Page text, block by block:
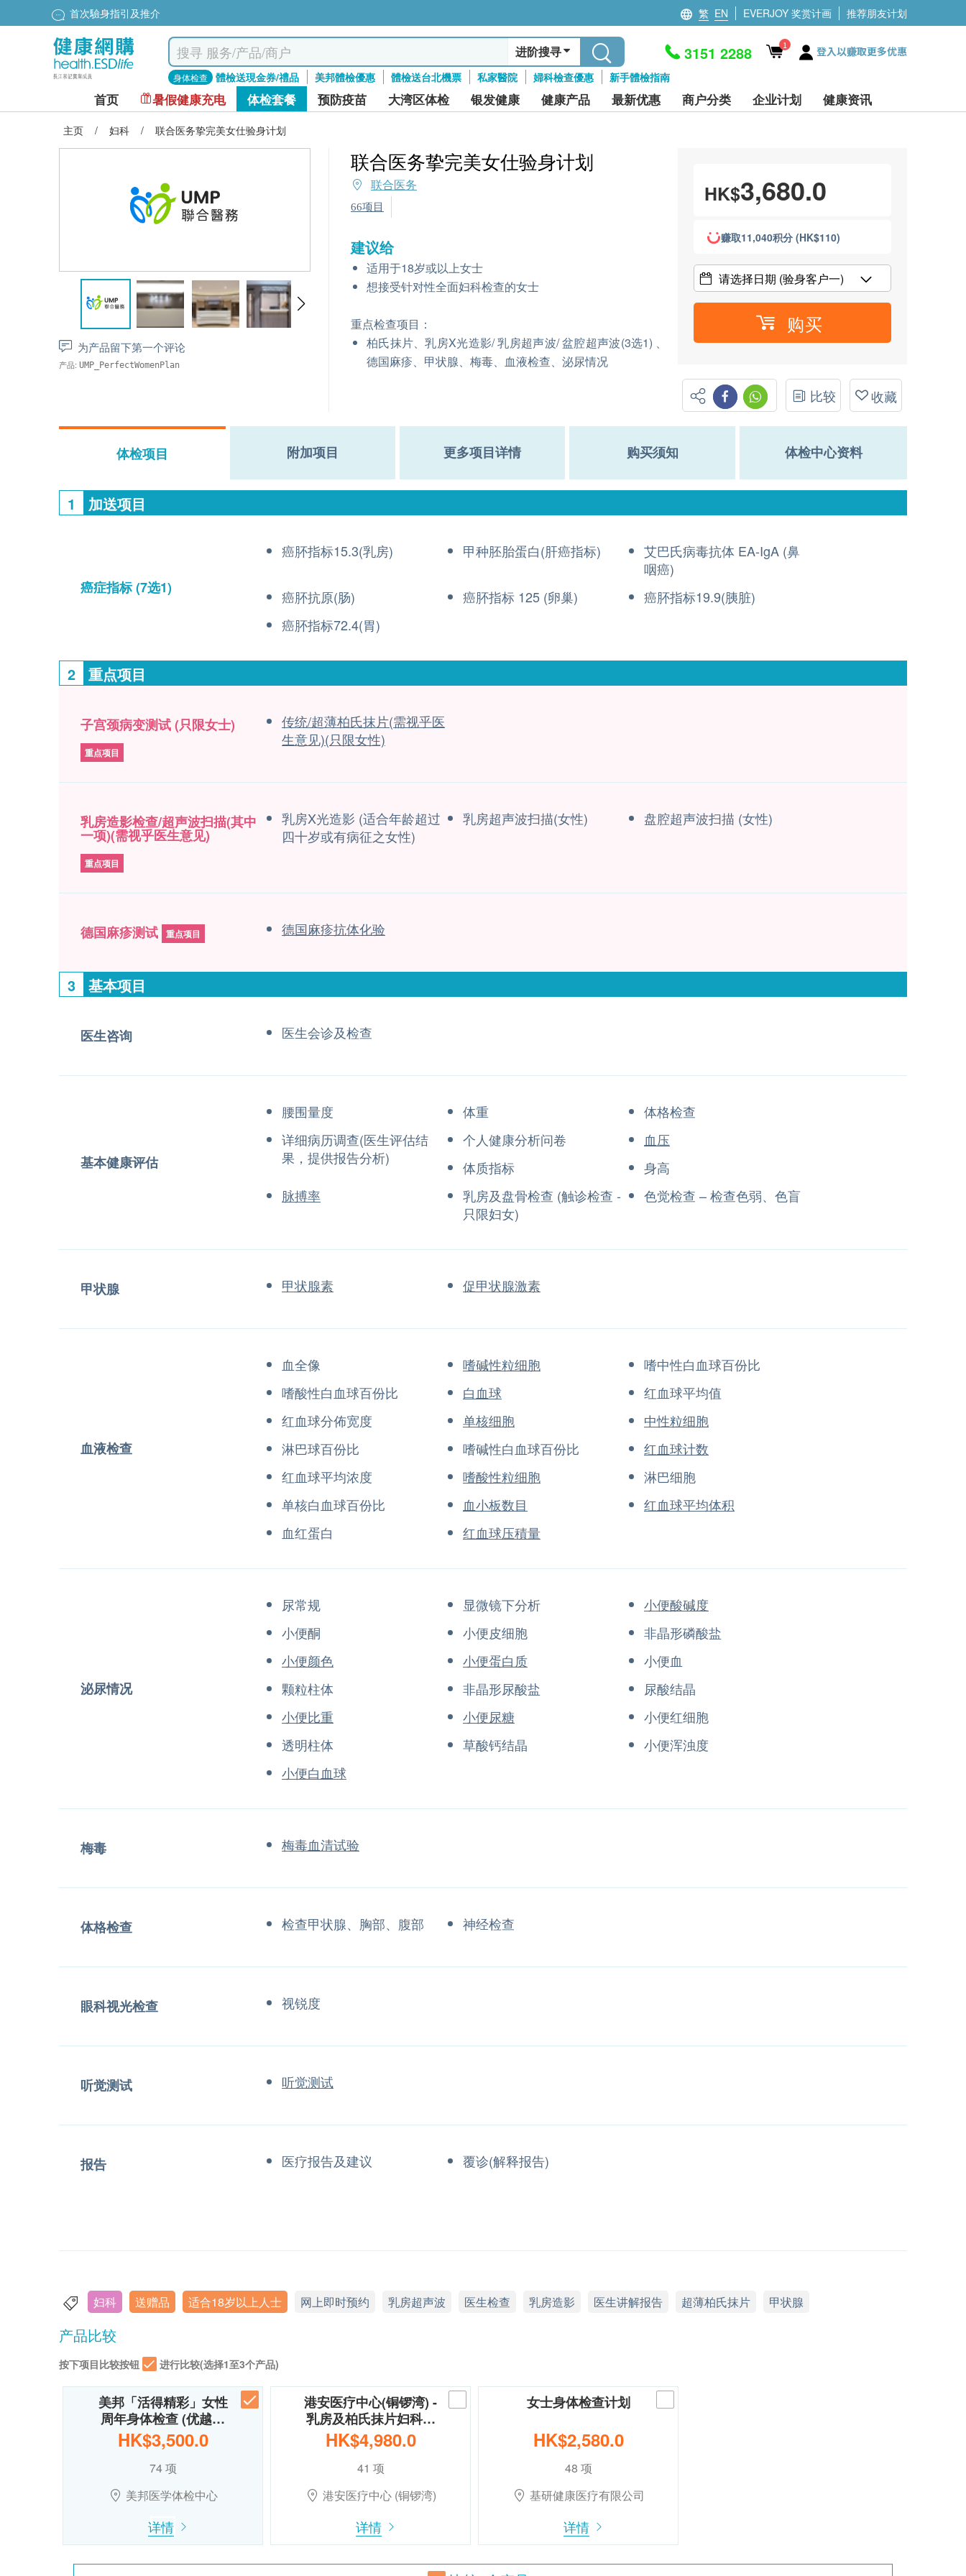
首次驗身指引及推介 繁 EN EVERJOY 奖赏计画 推荐朋友计划
进阶搜寻
身体检查 體檢送現金券/禮品 美邦體檢優惠 體檢送台北機票 私家醫院 婦科檢查優惠 新手體檢指南
3151 2288 1 登入以赚取更多优惠
首页 暑假健康充电 体检套餐 预防疫苗 大湾区体检 银发健康 健康产品 最新优惠 商户分类 企业计划 健康资讯
主页 / 妇科 / 联合医务挚完美女仕验身计划
为产品留下第一个评论
产品: UMP_PerfectWomenPlan
联合医务挚完美女仕验身计划
联合医务
66项目
建议给
适用于18岁或以上女士
想接受针对性全面妇科检查的女士
重点检查项目：
柏氏抹片、乳房X光造影/ 乳房超声波/ 盆腔超声波(3选1) 、
德国麻疹、甲状腺、梅毒、血液检查、泌尿情况
HK$3,680.0
赚取11,040积分 (HK$110)
请选择日期 (验身客户一)
购买
比较 收藏
体检项目 附加项目 更多项目详情 购买须知 体检中心资料
1 加送项目
癌症指标(7选1)
癌肧指标15.3(乳房) 甲种胚胎蛋白(肝癌指标)
艾巴氏病毒抗体 EA-IgA (鼻
咽癌)
癌肧抗原(肠)
癌肧指标 125 (卵巢)
癌肧指标19.9(胰脏)
癌肧指标72.4(胃)
2 重点项目
子宫颈病变测试 (只限女士)
重点项目
传统/超薄柏氏抹片(需视乎医
生意见)(只限女性)
乳房造影检查/超声波扫描(其中
一项)(需视乎医生意见)
重点项目
乳房X光造影 (适合年龄超过
四十岁或有病征之女性)
乳房超声波扫描(女性) 盘腔超声波扫描 (女性)
德国麻疹测试 重点项目 德国麻疹抗体化验
3 基本项目
医生咨询 医生会诊及检查
基本健康评估
腰围量度 体重
体格检查
详细病历调查(医生评估结
果，提供报告分析)
个人健康分析问卷
血压
体质指标
身高
脉搏率
乳房及盘骨检查 (触诊检查 -
只限妇女)
色觉检查 – 检查色弱、色盲
甲状腺 甲状腺素 促甲状腺激素
血液检查
血全像 嗜碱性粒细胞
嗜中性白血球百份比
嗜酸性白血球百份比
白血球
红血球平均值
红血球分佈宽度
单核细胞
中性粒细胞
淋巴球百份比
嗜碱性白血球百份比
红血球计数
红血球平均浓度
嗜酸性粒细胞
淋巴细胞
单核白血球百份比
血小板数目
红血球平均体积
血红蛋白
红血球压積量
泌尿情况
尿常规 显微镜下分析
小便酸碱度
小便酮
小便皮细胞
非晶形磷酸盐
小便颜色
小便蛋白质
小便血
颗粒柱体
非晶形尿酸盐
尿酸结晶
小便比重
小便尿糖
小便红细胞
透明柱体
草酸钙结晶
小便浑浊度
小便白血球
梅毒 梅毒血清试验
体格检查 检查甲状腺、胸部、腹部 神经检查
眼科视光检查 视锐度
听觉测试 听觉测试
报告 医疗报告及建议 覆诊(解释报告)
妇科 送赠品 适合18岁以上人士 网上即时预约 乳房超声波 医生检查 乳房造影 医生讲解报告 超薄柏氏抹片 甲状腺
产品比较
按下项目比较按钮 进行比较(选择1至3个产品)
美邦「活得精彩」女性
周年身体检查 (优越…
HK$3,500.0
74 项
美邦医学体检中心
详情
港安医疗中心(铜锣湾) -
乳房及柏氏抹片妇科…
HK$4,980.0
41 项
港安医疗中心 (铜锣湾)
详情
女士身体检查计划
HK$2,580.0
48 项
基研健康医疗有限公司
详情